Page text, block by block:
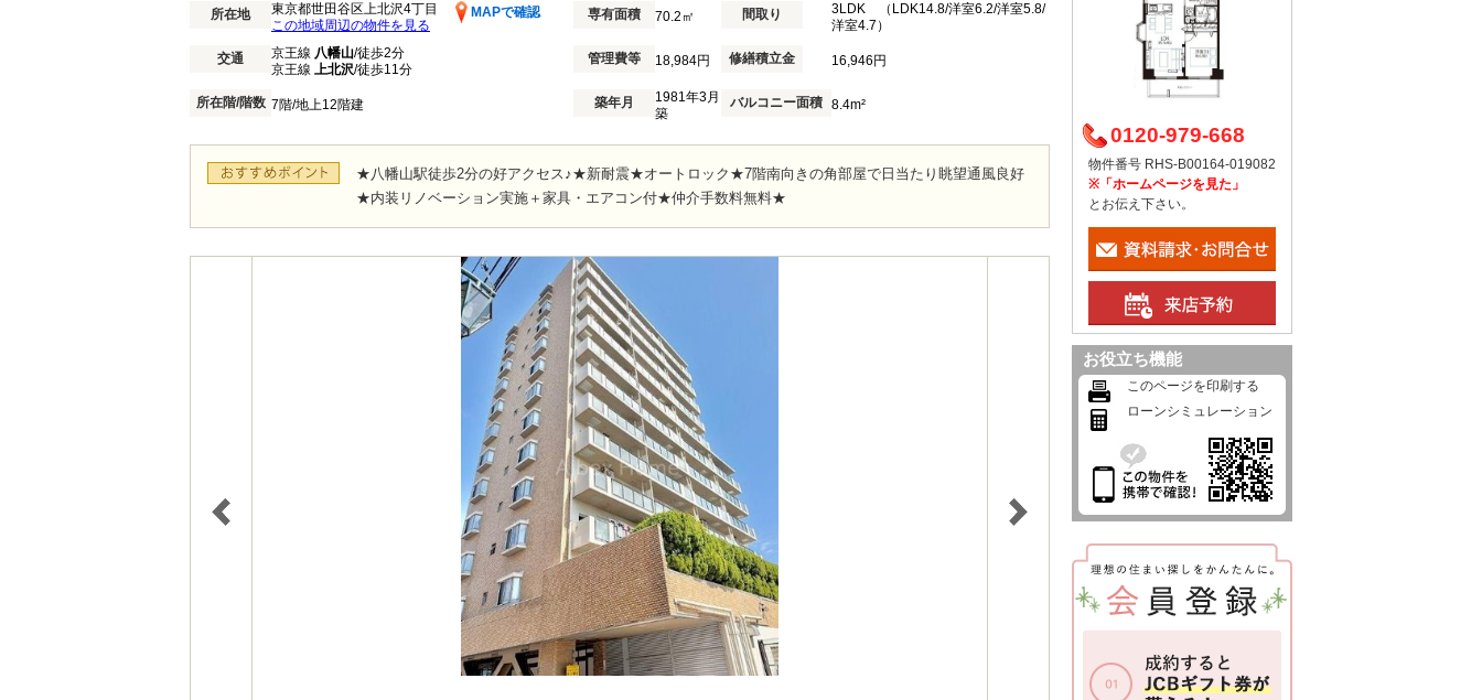
所在地 東京都世田谷区上北沢4丁目
MAPで確認
この地域周辺の物件を見る
専有面積 70.2㎡ 間取り
3LDK （LDK14.8/洋室6.2/洋室5.8/
洋室4.7）
交通 京王線 八幡山/徒歩2分
京王線 上北沢/徒歩11分
管理費等 18,984円 修繕積立金 16,946円
所在階/階数 7階/地上12階建 築年月
1981年3月
築
バルコニー面積 8.4m²
★八幡山駅徒歩2分の好アクセス♪★新耐震★オートロック★7階南向きの角部屋で日当たり眺望通風良好
★内装リノベーション実施＋家具・エアコン付★仲介手数料無料★
0120-979-668
物件番号 RHS-B00164-019082
※「ホームページを見た」
とお伝え下さい。
お役立ち機能
このページを印刷する
ローンシミュレーション